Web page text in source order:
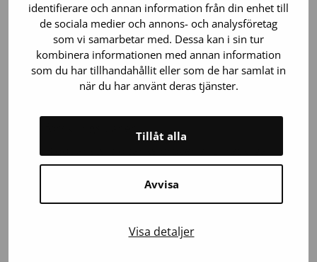
identifierare och annan information från din enhet till
de sociala medier och annons- och analysföretag
som vi samarbetar med. Dessa kan i sin tur
kombinera informationen med annan information
som du har tillhandahållit eller som de har samlat in
när du har använt deras tjänster.
Avvisa
Tillåt alla
Visa detaljer
Forskningsprojektet faller inom Blodtjänsts
biobanks forskningsområde
Forskningen uppfyller kraven på vetenskaplig
och teknologisk kvalitet, etisk godtagbarhet och
dataskydd
forskningsplanen
förhållande till de prover som forskaren begärt
Därtill beaktas eventuell överlappning i
förhållande till övriga pågående
forskningsprojekt där material från Blodtjänsts
biobank används.